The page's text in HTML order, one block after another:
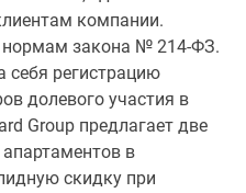
компании.
нормам закона № 214-ФЗ.
себя регистрацию
долевого участия в
Group предлагает две
в
скидку при